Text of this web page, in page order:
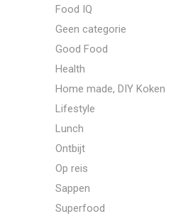
Food IQ
Geen categorie
Good Food
Health
Home made, DIY Koken
Lifestyle
Lunch
Ontbijt
Op reis
Sappen
Superfood